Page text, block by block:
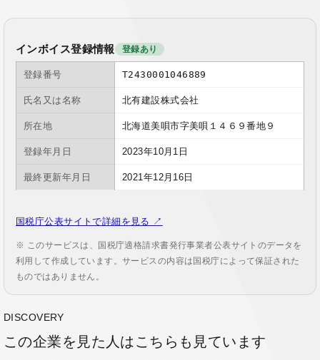
インボイス登録情報 登録あり
登録番号 T2430001046889
氏名又は名称 北有建設株式会社
所在地 北海道美唄市字美唄１４６９番地９
登録年月日 2023年10月1日
最終更新年月日 2021年12月16日
国税庁公表サイトで詳細を見る ↗
※ このサービスは、国税庁適格請求書発行事業者公表サイトのデータを
利用して作成しています。サービスの内容は国税庁によって保証された
ものではありません。
DISCOVERY
この企業を見た人はこちらも見ています